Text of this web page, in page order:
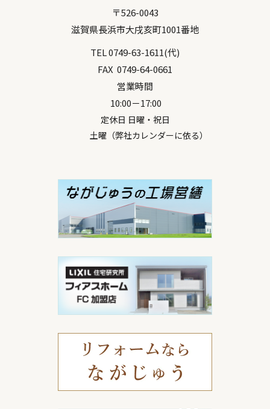
〒526-0043
滋賀県長浜市大戌亥町1001番地
TEL0749-63-1611(代)
FAX 0749-64-0661
営業時間
10:00－17:00
定休日 日曜・祝日
土曜（弊社カレンダーに依る）